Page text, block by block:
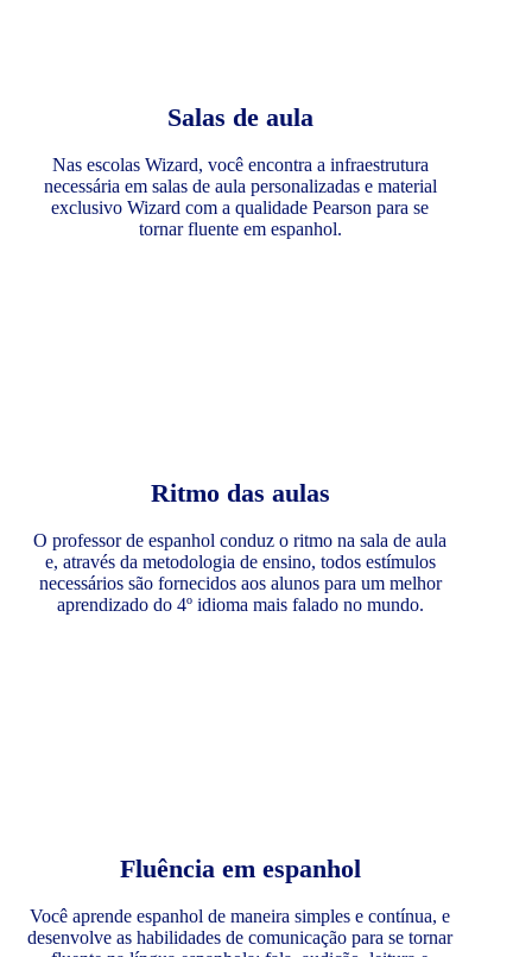
Salas de aula
Nas escolas Wizard, você encontra a infraestrutura
necessária em salas de aula personalizadas e material
exclusivo Wizard com a qualidade Pearson para se
tornar fluente em espanhol.
Ritmo das aulas
O professor de espanhol conduz o ritmo na sala de aula
e, através da metodologia de ensino, todos estímulos
necessários são fornecidos aos alunos para um melhor
aprendizado do 4º idioma mais falado no mundo.
Fluência em espanhol
Você aprende espanhol de maneira simples e contínua, e
desenvolve as habilidades de comunicação para se tornar